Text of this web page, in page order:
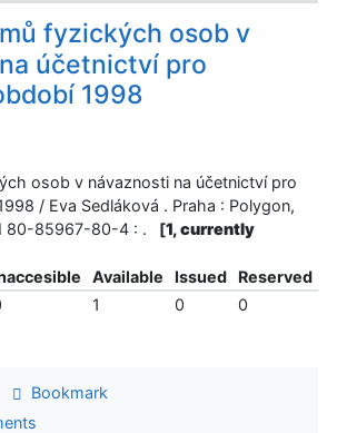
fyzických osob v
účetnictví pro
1998
osob v návaznosti na účetnictví pro
/ Eva Sedláková . Praha : Polygon,
80-85967-80-4 : .
[1, currently
Available Issued
Reserved
1 0 0
Bookmark